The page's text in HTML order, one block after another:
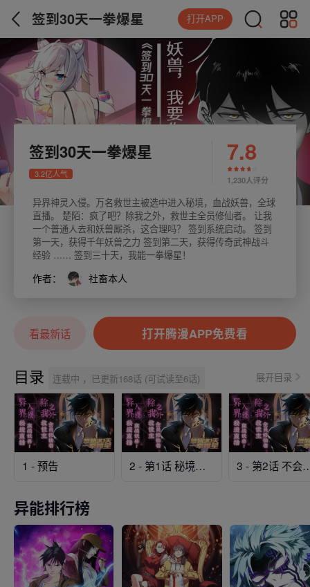
签到30天一拳爆星 打开APP
签到30天一拳爆星
3.2亿人气
7.8
1,230人评分
异界神灵入侵。万名救世主被选中进入秘境，血战妖兽，全球
直播。 楚陌：疯了吧？除我之外，救世主全员修仙者。 让我
一个普通人去和妖兽厮杀，这合理吗？ 签到系统启动。 签到
第一天，获得千年妖兽之力 签到第二天，获得传奇武神战斗
经验 …… 签到三十天，我能一拳爆星！
作者： 社畜本人
看最新话 打开腾漫APP免费看
目录 连载中 ，已更新168话 (可试读至6话) 展开目录
1 - 预告 2 - 第1话 秘境之门 3 - 第2话 不会
异能排行榜